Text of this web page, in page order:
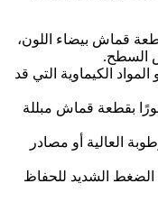
قماش بيضاء اللون،
السطح.
الكيماوية التي قد
بقطعة قماش مبللة
العالية أو مصادر
الشديد للحفاظ